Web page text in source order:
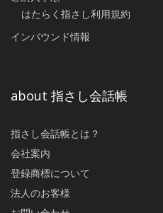
はたらく指さし利用規約
インバウンド情報
about 指さし会話帳
指さし会話帳とは？
会社案内
登録商標について
法人のお客様